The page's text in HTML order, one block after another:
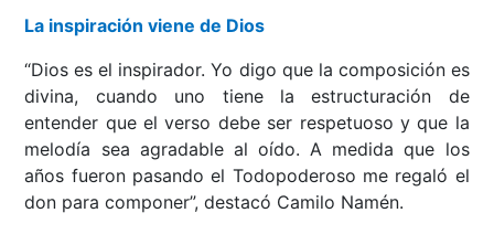
La inspiración viene de Dios
“Dios es el inspirador. Yo digo que la composición es
divina, cuando uno tiene la estructuración de
entender que el verso debe ser respetuoso y que la
melodía sea agradable al oído. A medida que los
años fueron pasando el Todopoderoso me regaló el
don para componer”, destacó Camilo Namén.